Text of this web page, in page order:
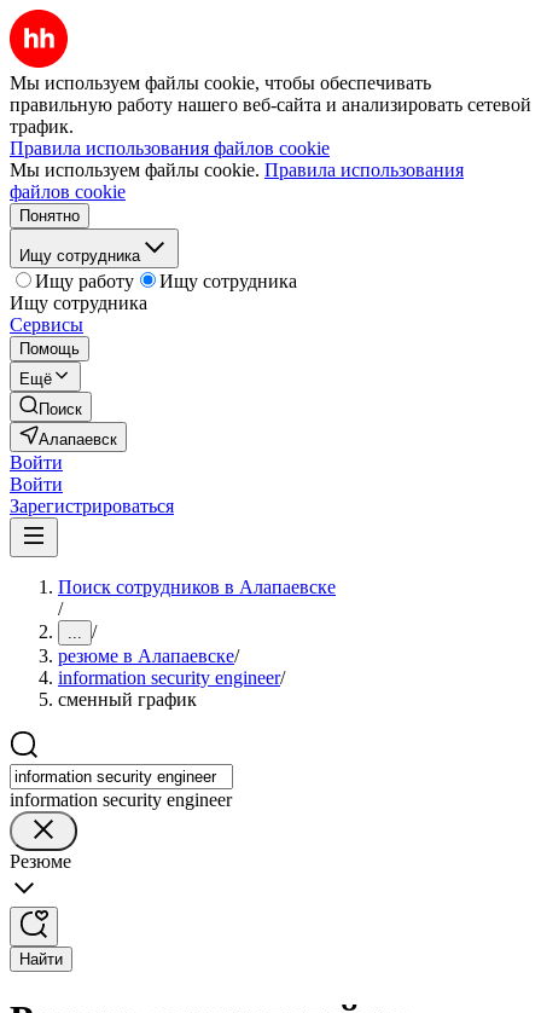
Мы используем файлы cookie, чтобы обеспечивать
правильную работу нашего веб-сайта и анализировать сетевой
трафик.
Правила использования файлов cookie
Мы используем файлы cookie. Правила использования
файлов cookie
Понятно
Ищу сотрудника
Ищу работу
Ищу сотрудника
Ищу сотрудника
Сервисы
Помощь
Ещё
Поиск
Алапаевск
Войти
Войти
Зарегистрироваться
Поиск сотрудников в Алапаевске
/
... /
резюме в Алапаевске/
information security engineer/
сменный график
information security engineer
Резюме
Найти